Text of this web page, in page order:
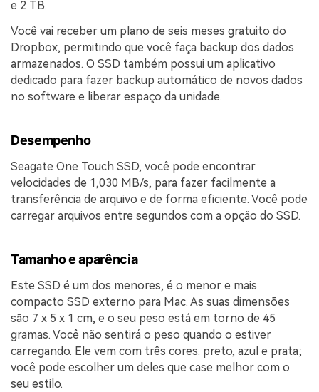
e 2 TB.
Você vai receber um plano de seis meses gratuito do
Dropbox, permitindo que você faça backup dos dados
armazenados. O SSD também possui um aplicativo
dedicado para fazer backup automático de novos dados
no software e liberar espaço da unidade.
Desempenho
Seagate One Touch SSD, você pode encontrar
velocidades de 1,030 MB/s, para fazer facilmente a
transferência de arquivo e de forma eficiente. Você pode
carregar arquivos entre segundos com a opção do SSD.
Tamanho e aparência
Este SSD é um dos menores, é o menor e mais
compacto SSD externo para Mac. As suas dimensões
são 7 x 5 x 1 cm, e o seu peso está em torno de 45
gramas. Você não sentirá o peso quando o estiver
carregando. Ele vem com três cores: preto, azul e prata;
você pode escolher um deles que case melhor com o
seu estilo.